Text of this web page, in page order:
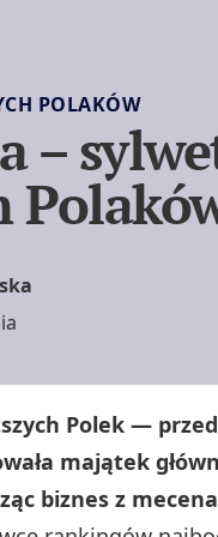
POLAKÓW
–
Polek —
majątek
biznes z